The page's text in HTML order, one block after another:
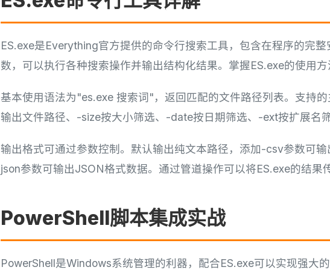
ES.exe是Everything官方提供的命令行搜索工具，包含在程序的完
数，可以执行各种搜索操作并输出结构化结果。掌握ES.exe的使用方
基本使用语法为"es.exe 搜索词"，返回匹配的文件路径列表。支持
输出文件路径、-size按大小筛选、-date按日期筛选、-ext按扩展名筛
输出格式可通过参数控制。默认输出纯文本路径，添加-csv参数可
json参数可输出JSON格式数据。通过管道操作可以将ES.exe的结果
PowerShell脚本集成实战
PowerShell是Windows系统管理的利器，配合ES.exe可以实现强大